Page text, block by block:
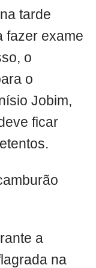
tarde
fazer exame
o
o
Jobim,
ficar
a
na